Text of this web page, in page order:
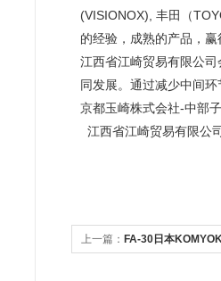
(VISIONOX), 丰田（
的经验，成熟的产品，
江西省江崎贸易有限公
同发展。通过减少中间
京都玉崎株式会社-中部
江西省江崎贸易有限公
上一篇： FA-30日本